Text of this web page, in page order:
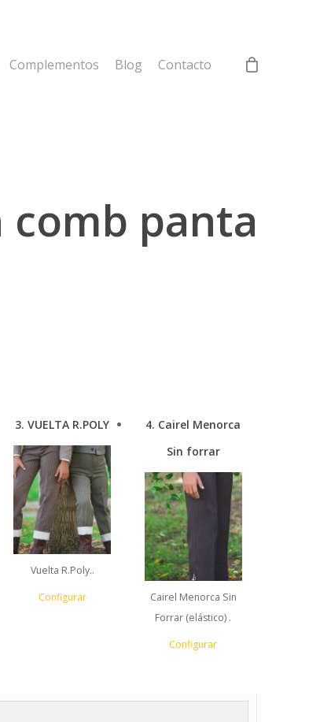
Complementos Blog Contacto
panta
3 VUELTA R.POLY
Vuelta R.Poly..
Configurar
4 Cairel Menorca
Sin forrar
Cairel Menorca Sin
Forrar (elástico) .
Configurar